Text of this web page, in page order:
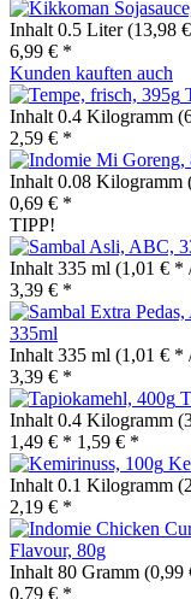
Inhalt 0.5 Liter(13,98
6,99 € *
Kunden kauften auch
Inhalt 0.4 Kilogramm
2,59 € *
Inhalt 0.08 Kilogramm
0,69 € *
TIPP!
Inhalt 335 ml (1,01 € *
3,39 € *
335ml
Inhalt 335 ml (1,01 € *
3,39 € *
Inhalt 0.4 Kilogramm
1,49 € * 1,59 € *
Inhalt 0.1 Kilogramm
2,19 € *
Flavour, 80g
Inhalt 80 Gramm (0,99
0,79 € *